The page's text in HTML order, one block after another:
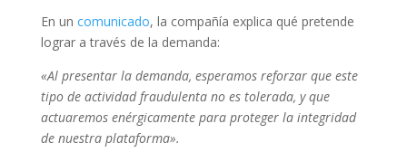
En un comunicado, la compañía explica qué pretende
lograr a través de la demanda:
«Al presentar la demanda, esperamos reforzar que este
tipo de actividad fraudulenta no es tolerada, y que
actuaremos enérgicamente para proteger la integridad
de nuestra plataforma».